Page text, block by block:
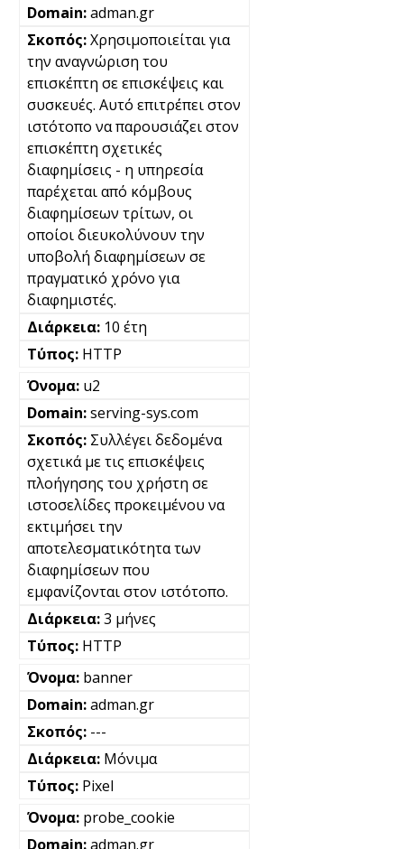
adman.gr
Χρησιμοποιείται για
την αναγνώριση του
επισκέπτη σε επισκέψεις και
συσκευές. Αυτό επιτρέπει στον
ιστότοπο να παρουσιάζει στον
επισκέπτη σχετικές
διαφημίσεις - η υπηρεσία
παρέχεται από κόμβους
διαφημίσεων τρίτων, οι
οποίοι διευκολύνουν την
υποβολή διαφημίσεων σε
πραγματικό χρόνο για
διαφημιστές.
10 έτη
HTTP
u2
serving-sys.com
Συλλέγει δεδομένα
σχετικά με τις επισκέψεις
πλοήγησης του χρήστη σε
ιστοσελίδες προκειμένου να
εκτιμήσει την
αποτελεσματικότητα των
διαφημίσεων που
εμφανίζονται στον ιστότοπο.
3 μήνες
HTTP
banner
adman.gr
---
Μόνιμα
Pixel
probe_cookie
adman.gr